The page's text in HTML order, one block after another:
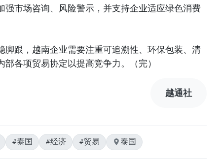
强市场咨询、风险警示，并支持企业适应绿色消费
脚跟，越南企业需要注重可追溯性、环保包装、清
各项贸易协定以提高竞争力。（完）
越通社
#泰国 #经济 #贸易 泰国